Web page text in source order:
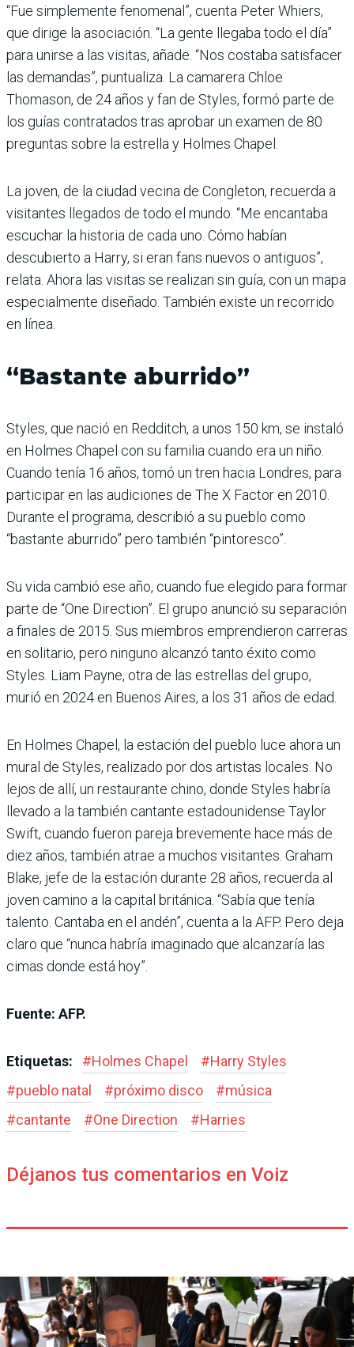
“Fue simplemente fenomenal”, cuenta Peter Whiers,
que dirige la asociación. “La gente llegaba todo el día”
para unirse a las visitas, añade. “Nos costaba satisfacer
las demandas”, puntualiza. La camarera Chloe
Thomason, de 24 años y fan de Styles, formó parte de
los guías contratados tras aprobar un examen de 80
preguntas sobre la estrella y Holmes Chapel.
La joven, de la ciudad vecina de Congleton, recuerda a
visitantes llegados de todo el mundo. “Me encantaba
escuchar la historia de cada uno. Cómo habían
descubierto a Harry, si eran fans nuevos o antiguos”,
relata. Ahora las visitas se realizan sin guía, con un mapa
especialmente diseñado. También existe un recorrido
en línea.
“Bastante aburrido”
Styles, que nació en Redditch, a unos 150 km, se instaló
en Holmes Chapel con su familia cuando era un niño.
Cuando tenía 16 años, tomó un tren hacia Londres, para
participar en las audiciones de The X Factor en 2010.
Durante el programa, describió a su pueblo como
“bastante aburrido” pero también “pintoresco”.
Su vida cambió ese año, cuando fue elegido para formar
parte de “One Direction”. El grupo anunció su separación
a finales de 2015. Sus miembros emprendieron carreras
en solitario, pero ninguno alcanzó tanto éxito como
Styles. Liam Payne, otra de las estrellas del grupo,
murió en 2024 en Buenos Aires, a los 31 años de edad.
En Holmes Chapel, la estación del pueblo luce ahora un
mural de Styles, realizado por dos artistas locales. No
lejos de allí, un restaurante chino, donde Styles habría
llevado a la también cantante estadounidense Taylor
Swift, cuando fueron pareja brevemente hace más de
diez años, también atrae a muchos visitantes. Graham
Blake, jefe de la estación durante 28 años, recuerda al
joven camino a la capital británica. “Sabía que tenía
talento. Cantaba en el andén”, cuenta a la AFP. Pero deja
claro que “nunca habría imaginado que alcanzaría las
cimas donde está hoy”.
Fuente: AFP.
Etiquetas: #Holmes Chapel #Harry Styles
#pueblo natal #próximo disco #música
#cantante #One Direction #Harries
Déjanos tus comentarios en Voiz